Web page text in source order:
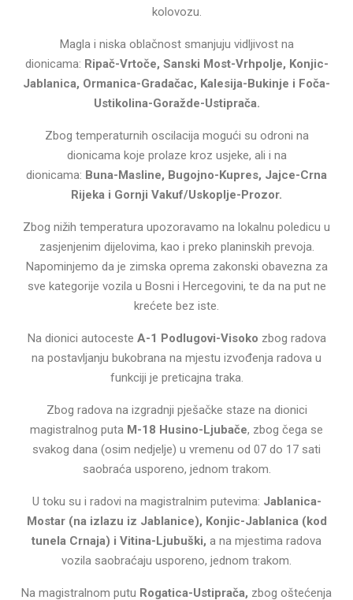
kolovozu.
Magla i niska oblačnost smanjuju vidljivost na
dionicama: Ripač-Vrtoče, Sanski Most-Vrhpolje, Konjic-
Jablanica, Ormanica-Gradačac, Kalesija-Bukinje i Foča-
Ustikolina-Goražde-Ustiprača.
Zbog temperaturnih oscilacija mogući su odroni na
dionicama koje prolaze kroz usjeke, ali i na
dionicama: Buna-Masline, Bugojno-Kupres, Jajce-Crna
Rijeka i Gornji Vakuf/Uskoplje-Prozor.
Zbog nižih temperatura upozoravamo na lokalnu poledicu u
zasjenjenim dijelovima, kao i preko planinskih prevoja.
Napominjemo da je zimska oprema zakonski obavezna za
sve kategorije vozila u Bosni i Hercegovini, te da na put ne
krećete bez iste.
Na dionici autoceste A-1 Podlugovi-Visoko zbog radova
na postavljanju bukobrana na mjestu izvođenja radova u
funkciji je preticajna traka.
Zbog radova na izgradnji pješačke staze na dionici
magistralnog puta M-18 Husino-Ljubače, zbog čega se
svakog dana (osim nedjelje) u vremenu od 07 do 17 sati
saobraća usporeno, jednom trakom.
U toku su i radovi na magistralnim putevima: Jablanica-
Mostar (na izlazu iz Jablanice), Konjic-Jablanica (kod
tunela Crnaja) i Vitina-Ljubuški, a na mjestima radova
vozila saobraćaju usporeno, jednom trakom.
Na magistralnom putu Rogatica-Ustiprača, zbog oštećenja